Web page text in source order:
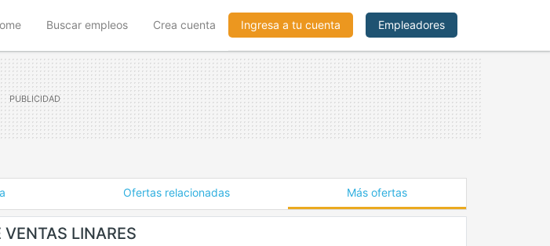
(current)Buscar empleos Crea cuenta Ingresa a tu cuenta Empleadores
Ofertas relacionadas Más ofertas
LINARES